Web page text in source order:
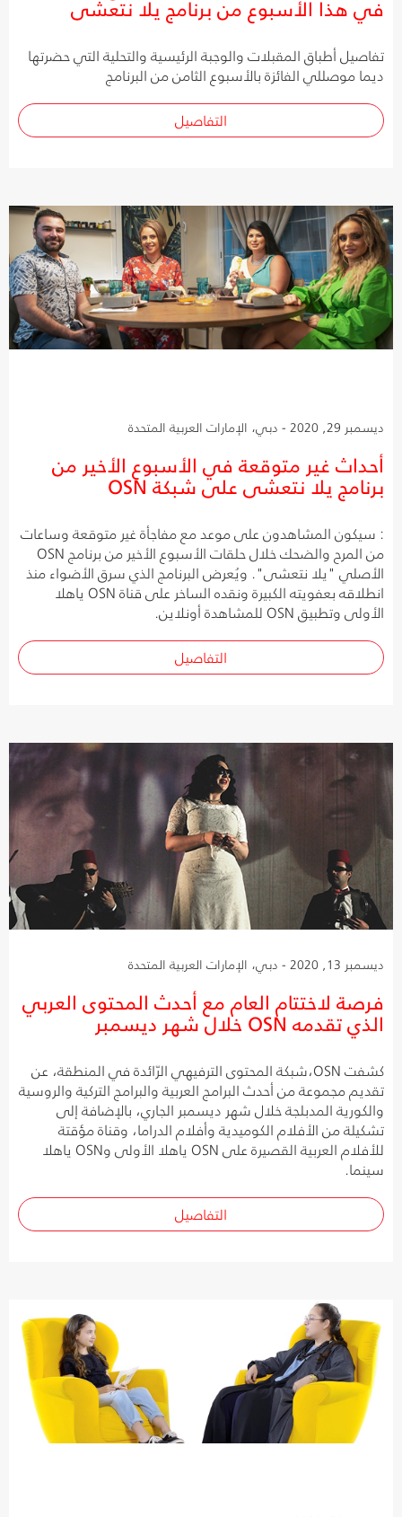
في هذا الأسبوع من برنامج يلا نتعشى
تفاصيل أطباق المقبلات والوجبة الرئيسية والتحلية التي حضرتها
ديما موصللي الفائزة بالأسبوع الثامن من البرنامج
التفاصيل
ديسمبر 29, 2020 - دبي، الإمارات العربية المتحدة
أحداث غير متوقعة في الأسبوع الأخير من
برنامج يلا نتعشى على شبكة OSN
: سيكون المشاهدون على موعد مع مفاجأة غير متوقعة وساعات
من المرح والضحك خلال حلقات الأسبوع الأخير من برنامج OSN
الأصلي "يلا نتعشى". ويُعرض البرنامج الذي سرق الأضواء منذ
انطلاقه بعفويته الكبيرة ونقده الساخر على قناة OSN ياهلا
الأولى وتطبيق OSN للمشاهدة أونلاين.
التفاصيل
ديسمبر 13, 2020 - دبي، الإمارات العربية المتحدة
فرصة لاختتام العام مع أحدث المحتوى العربي
الذي تقدمه OSN خلال شهر ديسمبر
كشفت OSN،شبكة المحتوى الترفيهي الرّائدة في المنطقة، عن
تقديم مجموعة من أحدث البرامج العربية والبرامج التركية والروسية
والكورية المدبلجة خلال شهر ديسمبر الجاري، بالإضافة إلى
تشكيلة من الأفلام الكوميدية وأفلام الدراما، وقناة مؤقتة
للأفلام العربية القصيرة على OSN ياهلا الأولى وOSN ياهلا
سينما.
التفاصيل